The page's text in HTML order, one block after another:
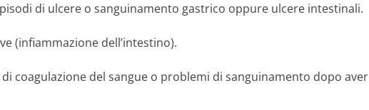
di ulcere o sanguinamento gastrico oppure ulcere intestinali.
(infiammazione dell’intestino).
coagulazione del sangue o problemi di sanguinamento dopo aver